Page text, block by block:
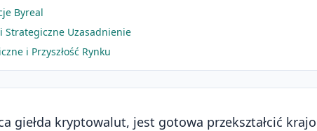
Byreal
Strategiczne Uzasadnienie
i Przyszłość Rynku
giełda kryptowalut, jest gotowa przekształcić